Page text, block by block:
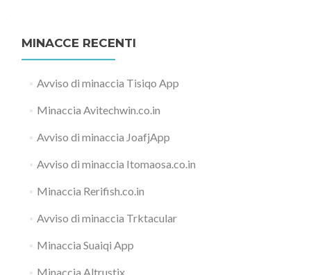
MINACCE RECENTI
Avviso di minaccia Tisiqo App
Minaccia Avitechwin.co.in
Avviso di minaccia JoafjApp
Avviso di minaccia Itomaosa.co.in
Minaccia Rerifish.co.in
Avviso di minaccia Trktacular
Minaccia Suaiqi App
Minaccia Altrustix